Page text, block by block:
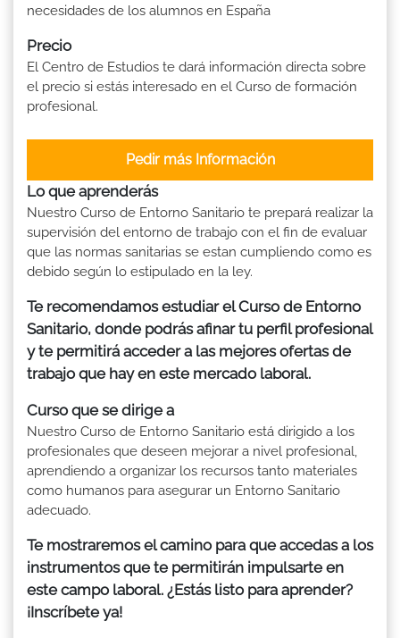
necesidades de los alumnos en España
Precio
El Centro de Estudios te dará información directa sobre
el precio si estás interesado en el Curso de formación
profesional.
Pedir más Información
Lo que aprenderás
Nuestro Curso de Entorno Sanitario te prepará realizar la
supervisión del entorno de trabajo con el fin de evaluar
que las normas sanitarias se estan cumpliendo como es
debido según lo estipulado en la ley.
Te recomendamos estudiar el Curso de Entorno
Sanitario, donde podrás afinar tu perfil profesional
y te permitirá acceder a las mejores ofertas de
trabajo que hay en este mercado laboral.
Curso que se dirige a
Nuestro Curso de Entorno Sanitario está dirigido a los
profesionales que deseen mejorar a nivel profesional,
aprendiendo a organizar los recursos tanto materiales
como humanos para asegurar un Entorno Sanitario
adecuado.
Te mostraremos el camino para que accedas a los
instrumentos que te permitirán impulsarte en
este campo laboral. ¿Estás listo para aprender?
¡Inscríbete ya!